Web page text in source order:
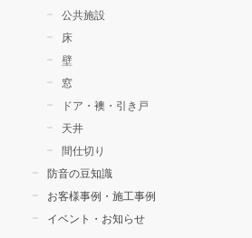
公共施設
床
壁
窓
ドア・襖・引き戸
天井
間仕切り
防音の豆知識
お客様事例・施工事例
イベント・お知らせ